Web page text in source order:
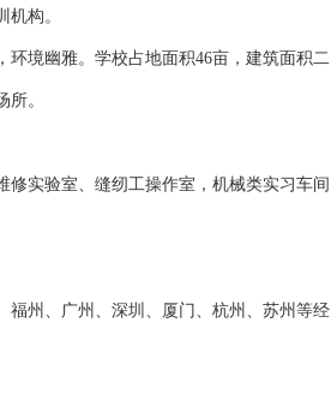
构。
境幽雅。学校占地面积46亩，建筑面积二
。
实验室、缝纫工操作室，机械类实习车间
州、广州、深圳、厦门、杭州、苏州等经